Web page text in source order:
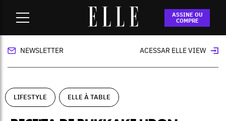
ASSINE OU
COMPRE
Receita de bukkake udon
NEWSLETTER ACESSAR ELLE VIEW
LIFESTYLE ELLE À TABLE